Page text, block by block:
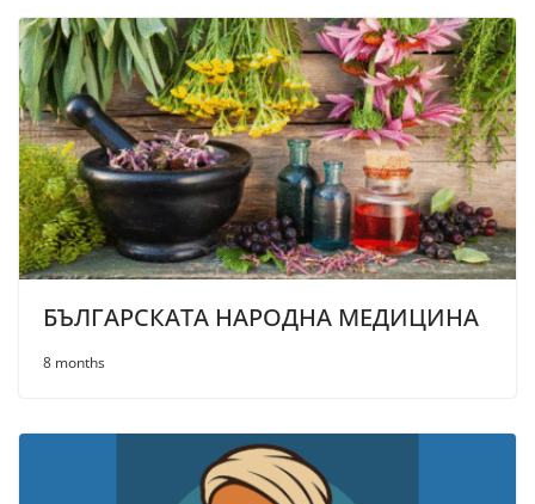
БЪЛГАРСКАТА НАРОДНА МЕДИЦИНА
8 months